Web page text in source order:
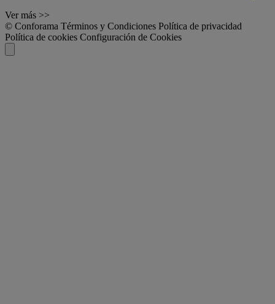
Ver más >>
© Conforama Términos y Condiciones Política de privacidad
Política de cookies Configuración de Cookies